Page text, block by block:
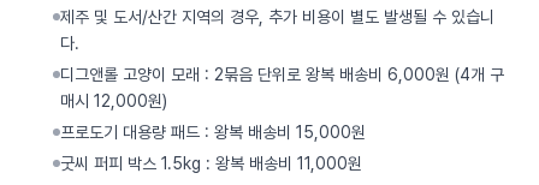
제주 및 도서/산간 지역의 경우, 추가 비용이 별도 발생될 수 있습니
다.
디그앤롤 고양이 모래 : 2묶음 단위로 왕복 배송비 6,000원 (4개 구
매시 12,000원)
프로도기 대용량 패드 : 왕복 배송비 15,000원
굿씨 퍼피 박스 1.5kg : 왕복 배송비 11,000원